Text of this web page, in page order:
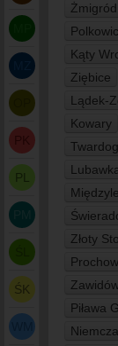
PL
ŚK
Żmigród
Kąty
Ziębice
Lądek-
Kowary
Złoty
Piława
Niemcza